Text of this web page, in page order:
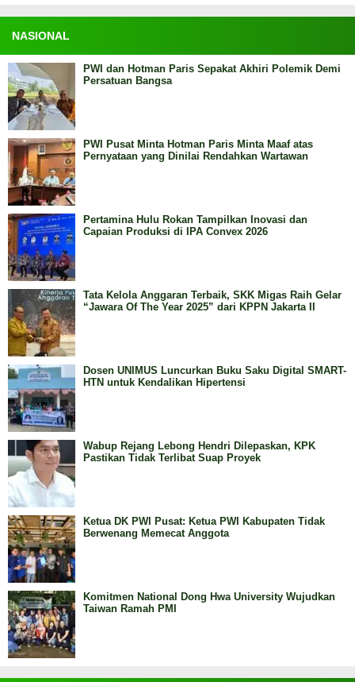
NASIONAL
PWI dan Hotman Paris Sepakat Akhiri Polemik Demi
Persatuan Bangsa
PWI Pusat Minta Hotman Paris Minta Maaf atas
Pernyataan yang Dinilai Rendahkan Wartawan
Pertamina Hulu Rokan Tampilkan Inovasi dan
Capaian Produksi di IPA Convex 2026
Tata Kelola Anggaran Terbaik, SKK Migas Raih Gelar
“Jawara Of The Year 2025” dari KPPN Jakarta II
Dosen UNIMUS Luncurkan Buku Saku Digital SMART-
HTN untuk Kendalikan Hipertensi
Wabup Rejang Lebong Hendri Dilepaskan, KPK
Pastikan Tidak Terlibat Suap Proyek
Ketua DK PWI Pusat: Ketua PWI Kabupaten Tidak
Berwenang Memecat Anggota
Komitmen National Dong Hwa University Wujudkan
Taiwan Ramah PMI